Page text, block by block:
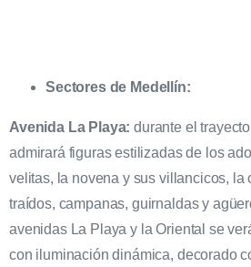
Sectores de Medellín:
Avenida La Playa: durante el
admirará figuras estilizadas de los
velitas, la novena y sus villancicos, la
traídos, campanas, guirnaldas y
avenidas La Playa y la Oriental se
con iluminación dinámica, decorado